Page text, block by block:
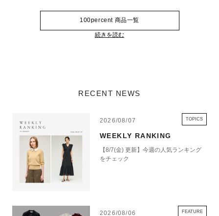
100percent 商品一覧
続きを読む
RECENT NEWS
2026/08/07 TOPICS
WEEKLY RANKING
【8/7(金) 更新】今週の人気ランキング
をチェック
2026/08/06 FEATURE